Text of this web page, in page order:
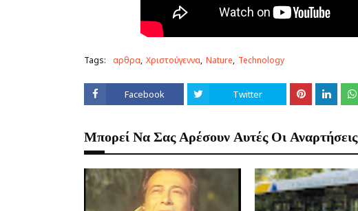
Tags: αρθρα Χριστούγεννα Nature Technology
Facebook Twitter
Μπορεί Να Σας Αρέσουν Αυτές Οι Αναρτήσεις